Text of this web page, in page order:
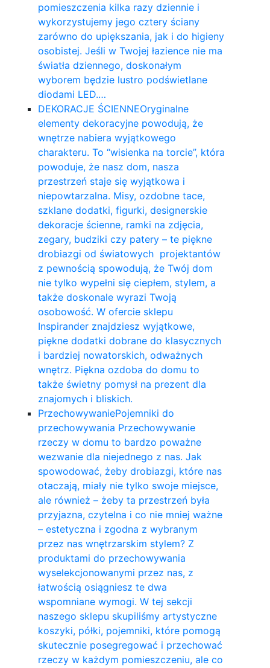
pomieszczenia kilka razy dziennie i
wykorzystujemy jego cztery ściany
zarówno do upiększania, jak i do higieny
osobistej. Jeśli w Twojej łazience nie ma
światła dziennego, doskonałym
wyborem będzie lustro podświetlane
diodami LED.…
DEKORACJE ŚCIENNEOryginalne
elementy dekoracyjne powodują, że
wnętrze nabiera wyjątkowego
charakteru. To “wisienka na torcie”, która
powoduje, że nasz dom, nasza
przestrzeń staje się wyjątkowa i
niepowtarzalna. Misy, ozdobne tace,
szklane dodatki, figurki, designerskie
dekoracje ścienne, ramki na zdjęcia,
zegary, budziki czy patery – te piękne
drobiazgi od światowych projektantów
z pewnością spowodują, że Twój dom
nie tylko wypełni się ciepłem, stylem, a
także doskonale wyrazi Twoją
osobowość. W ofercie sklepu
Inspirander znajdziesz wyjątkowe,
piękne dodatki dobrane do klasycznych
i bardziej nowatorskich, odważnych
wnętrz. Piękna ozdoba do domu to
także świetny pomysł na prezent dla
znajomych i bliskich.
PrzechowywaniePojemniki do
przechowywania Przechowywanie
rzeczy w domu to bardzo poważne
wezwanie dla niejednego z nas. Jak
spowodować, żeby drobiazgi, które nas
otaczają, miały nie tylko swoje miejsce,
ale również – żeby ta przestrzeń była
przyjazna, czytelna i co nie mniej ważne
– estetyczna i zgodna z wybranym
przez nas wnętrzarskim stylem? Z
produktami do przechowywania
wyselekcjonowanymi przez nas, z
łatwością osiągniesz te dwa
wspomniane wymogi. W tej sekcji
naszego sklepu skupiliśmy artystyczne
koszyki, półki, pojemniki, które pomogą
skutecznie posegregować i przechować
rzeczy w każdym pomieszczeniu, ale co